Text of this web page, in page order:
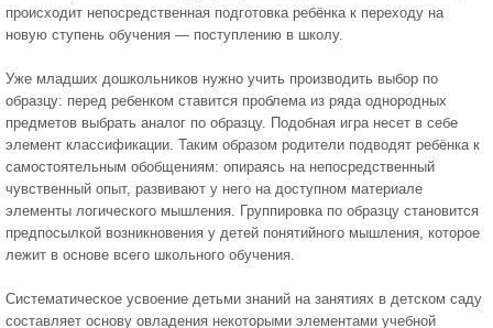
происходит непосредственная подготовка ребёнка к переходу на
новую ступень обучения — поступлению в школу.
Уже младших дошкольников нужно учить производить выбор по
образцу: перед ребенком ставится проблема из ряда однородных
предметов выбрать аналог по образцу. Подобная игра несет в себе
элемент классификации. Таким образом родители подводят ребёнка к
самостоятельным обобщениям: опираясь на непосредственный
чувственный опыт, развивают у него на доступном материале
элементы логического мышления. Группировка по образцу становится
предпосылкой возникновения у детей понятийного мышления, которое
лежит в основе всего школьного обучения.
Систематическое усвоение детьми знаний на занятиях в детском саду
составляет основу овладения некоторыми элементами учебной